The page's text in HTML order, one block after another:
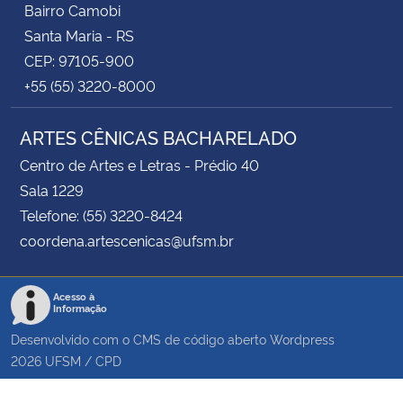
Bairro Camobi
Santa Maria - RS
CEP: 97105-900
+55 (55) 3220-8000
ARTES CÊNICAS BACHARELADO
Centro de Artes e Letras - Prédio 40
Sala 1229
Telefone: (55) 3220-8424
coordena.artescenicas@ufsm.br
Acesso à
Informação
Desenvolvido com o CMS de código aberto Wordpress
2026 UFSM / CPD